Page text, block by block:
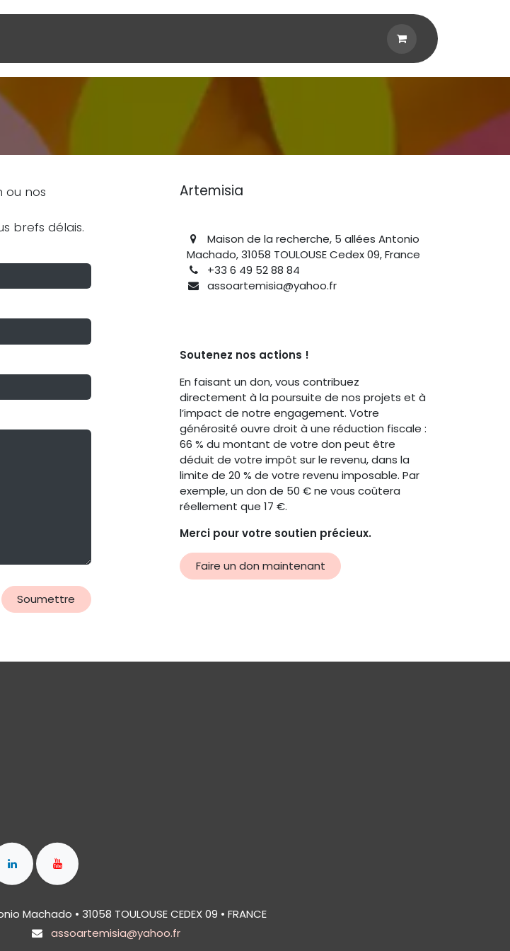
À propos de nous
ou nos
brefs délais.
Soumettre
Artemisia
Maison de la recherche, 5 allées Antonio
Machado, 31058 TOULOUSE Cedex 09, France
+33 6 49 52 88 84
assoartemisia@yahoo.fr
Soutenez nos actions !
En faisant un don, vous contribuez
directement à la poursuite de nos projets et à
l’impact de notre engagement. Votre
générosité ouvre droit à une réduction fiscale :
66 % du montant de votre don peut être
déduit de votre impôt sur le revenu, dans la
limite de 20 % de votre revenu imposable. Par
exemple, un don de 50 € ne vous coûtera
réellement que 17 €.
Merci pour votre soutien précieux.
Faire un don maintenant
• 31058 TOULOUSE CEDEX 09 • FRANCE
assoartemisia@yahoo.fr